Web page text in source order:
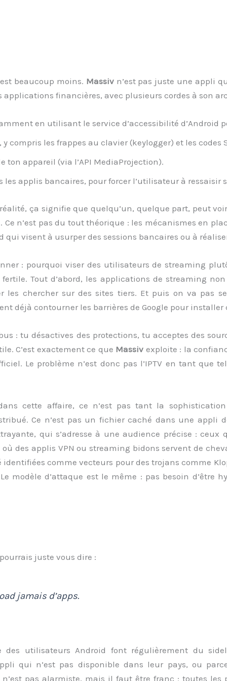
beaucoup moins. Massivn’est pas juste une appli
applications financières, avec plusieurs cordes à son
en utilisant le service d’accessibilité d’Android
les frappes au clavier (keylogger) et les codes
ton appareil (via l’API MediaProjection).
applis bancaires, pour forcer l’utilisateur à ressaisir
ça signifie que quelqu’un, quelque part, peut
n’est pas du tout théorique : les mécanismes en
qui visent à usurper des sessions bancaires ou à
: pourquoi viser des utilisateurs de streaming
Tout d’abord, les applications de streaming
les chercher sur des sites tiers. Et puis on va pas
déjà contourner les barrières de Google pour installer
: tu désactives des protections, tu acceptes des
C’est exactement ce que Massiv exploite : la
Le problème n’est donc pas l’IPTV en tant que
cette affaire, ce n’est pas tant la
Ce n’est pas un fichier caché dans une appli
qui s’adresse à une audience précise :
des applis VPN ou streaming bidons servent de
identifiées comme vecteurs pour des trojans comme
modèle d’attaque est le même : pas besoin d’être
juste vous dire :
jamais d’apps.
des utilisateurs Android font régulièrement du
qui n’est pas disponible dans leur pays, ou
pas alarmiste, mais il faut être franc : toutes les